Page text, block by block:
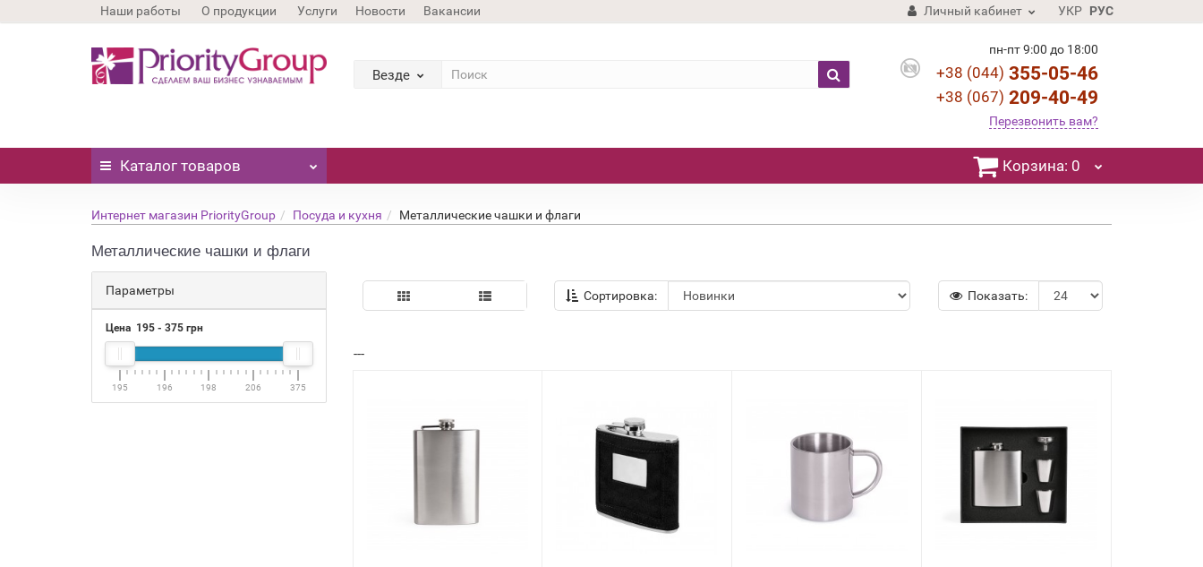
Наши работы О продукции Услуги Новости Вакансии РУС
УКР
Личный кабинет
Везде
пн-пт 9:00 до 18:00
+38 (044) 355-05-46
+38 (067) 209-40-49
Перезвонить вам?
Каталог товаров Корзина: 0
Интернет магазин PriorityGroup Посуда и кухня Металлические чашки и флаги
Металлические чашки и флаги
Параметры
Цена 195 - 375 грн
195 196 198 206 375
Сортировка: Показать:
---